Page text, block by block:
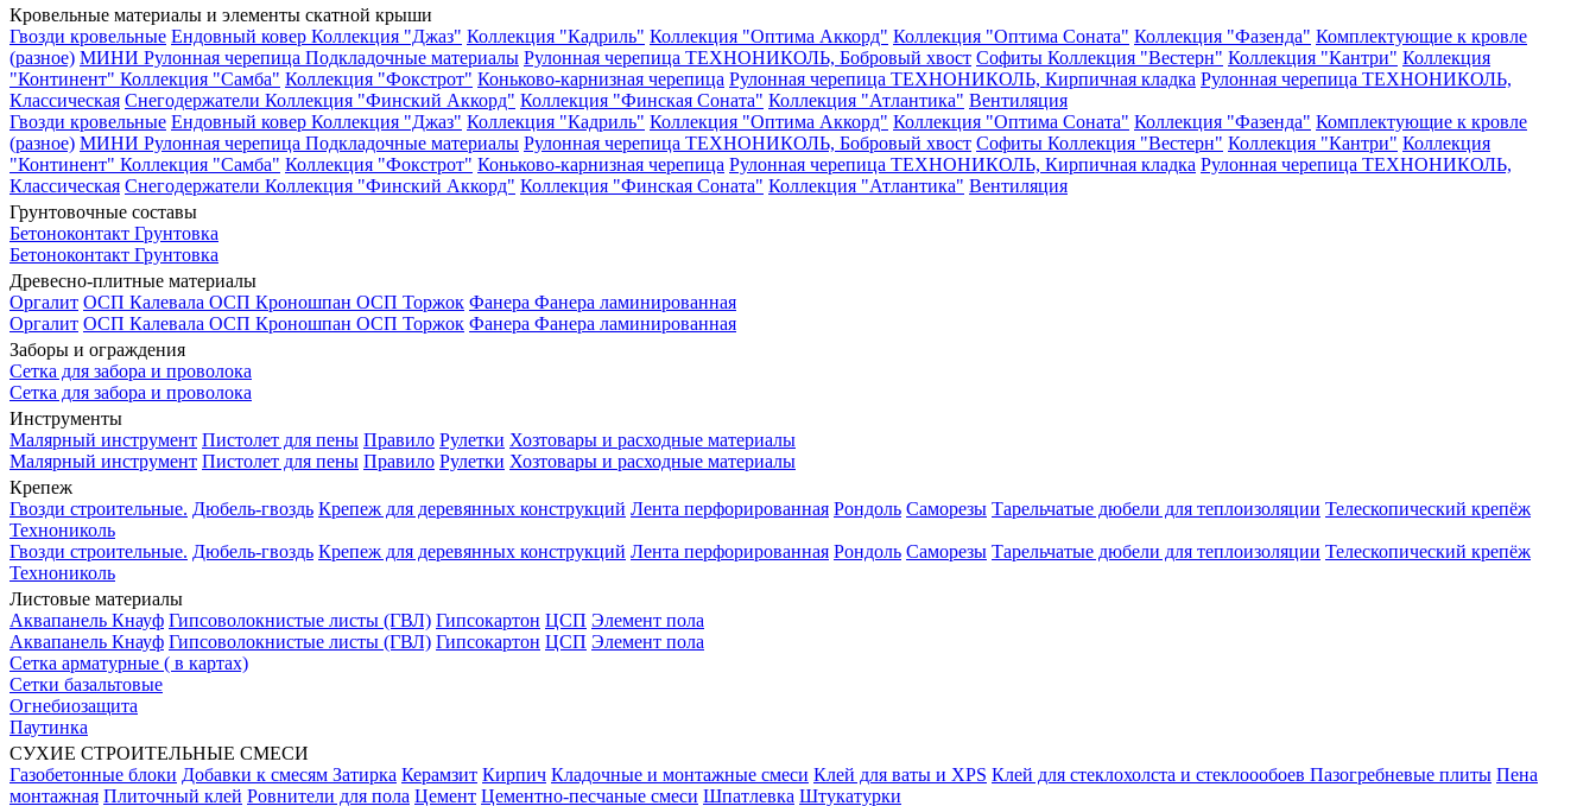
Кровельные материалы и элементы скатной крыши
Гвозди кровельные Ендовный ковер Коллекция "Джаз" Коллекция "Кадриль" Коллекция "Оптима Аккорд" Коллекция "Оптима Соната" Коллекция "Фазенда" Комплектующие к кровле
(разное) МИНИ Рулонная черепица Подкладочные материалы Рулонная черепица ТЕХНОНИКОЛЬ, Бобровый хвост Софиты Коллекция "Вестерн" Коллекция "Кантри" Коллекция
"Континент" Коллекция "Самба" Коллекция "Фокстрот" Коньково-карнизная черепица Рулонная черепица ТЕХНОНИКОЛЬ, Кирпичная кладка Рулонная черепица ТЕХНОНИКОЛЬ,
Классическая Снегодержатели Коллекция "Финский Аккорд" Коллекция "Финская Соната" Коллекция "Атлантика" Вентиляция
Гвозди кровельные Ендовный ковер Коллекция "Джаз" Коллекция "Кадриль" Коллекция "Оптима Аккорд" Коллекция "Оптима Соната" Коллекция "Фазенда" Комплектующие к кровле
(разное) МИНИ Рулонная черепица Подкладочные материалы Рулонная черепица ТЕХНОНИКОЛЬ, Бобровый хвост Софиты Коллекция "Вестерн" Коллекция "Кантри" Коллекция
"Континент" Коллекция "Самба" Коллекция "Фокстрот" Коньково-карнизная черепица Рулонная черепица ТЕХНОНИКОЛЬ, Кирпичная кладка Рулонная черепица ТЕХНОНИКОЛЬ,
Классическая Снегодержатели Коллекция "Финский Аккорд" Коллекция "Финская Соната" Коллекция "Атлантика" Вентиляция
Грунтовочные составы
Бетоноконтакт Грунтовка
Бетоноконтакт Грунтовка
Древесно-плитные материалы
Оргалит ОСП Калевала ОСП Кроношпан ОСП Торжок Фанера Фанера ламинированная
Оргалит ОСП Калевала ОСП Кроношпан ОСП Торжок Фанера Фанера ламинированная
Заборы и ограждения
Сетка для забора и проволока
Сетка для забора и проволока
Инструменты
Малярный инструмент Пистолет для пены Правило Рулетки Хозтовары и расходные материалы
Малярный инструмент Пистолет для пены Правило Рулетки Хозтовары и расходные материалы
Крепеж
Гвозди строительные. Дюбель-гвоздь Крепеж для деревянных конструкций Лента перфорированная Рондоль Саморезы Тарельчатые дюбели для теплоизоляции Телескопический крепёж
Технониколь
Гвозди строительные. Дюбель-гвоздь Крепеж для деревянных конструкций Лента перфорированная Рондоль Саморезы Тарельчатые дюбели для теплоизоляции Телескопический крепёж
Технониколь
Листовые материалы
Аквапанель Кнауф Гипсоволокнистые листы (ГВЛ) Гипсокартон ЦСП Элемент пола
Аквапанель Кнауф Гипсоволокнистые листы (ГВЛ) Гипсокартон ЦСП Элемент пола
Сетка арматурные ( в картах)
Сетки базальтовые
Огнебиозащита
Паутинка
СУХИЕ СТРОИТЕЛЬНЫЕ СМЕСИ
Газобетонные блоки Добавки к смесям Затирка Керамзит Кирпич Кладочные и монтажные смеси Клей для ваты и XPS Клей для стеклохолста и стеклоообоев Пазогребневые плиты Пена
монтажная Плиточный клей Ровнители для пола Цемент Цементно-песчаные смеси Шпатлевка Штукатурки